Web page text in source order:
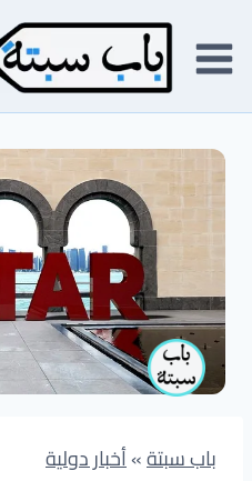
إلى
المحتوى
باب سبتة»أخبار دولية